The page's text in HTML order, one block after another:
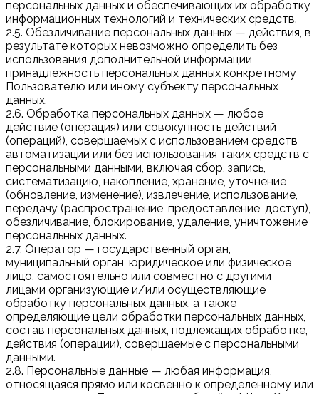
персональных данных и обеспечивающих их обработку
информационных технологий и технических средств.
2.5. Обезличивание персональных данных — действия, в
результате которых невозможно определить без
использования дополнительной информации
принадлежность персональных данных конкретному
Пользователю или иному субъекту персональных
данных.
2.6. Обработка персональных данных — любое
действие (операция) или совокупность действий
(операций), совершаемых с использованием средств
автоматизации или без использования таких средств с
персональными данными, включая сбор, запись,
систематизацию, накопление, хранение, уточнение
(обновление, изменение), извлечение, использование,
передачу (распространение, предоставление, доступ),
обезличивание, блокирование, удаление, уничтожение
персональных данных.
2.7. Оператор — государственный орган,
муниципальный орган, юридическое или физическое
лицо, самостоятельно или совместно с другими
лицами организующие и/или осуществляющие
обработку персональных данных, а также
определяющие цели обработки персональных данных,
состав персональных данных, подлежащих обработке,
действия (операции), совершаемые с персональными
данными.
2.8. Персональные данные — любая информация,
относящаяся прямо или косвенно к определенному или